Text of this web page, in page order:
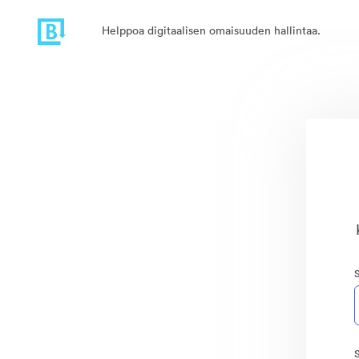
Helppoa digitaalisen omaisuuden hallintaa.